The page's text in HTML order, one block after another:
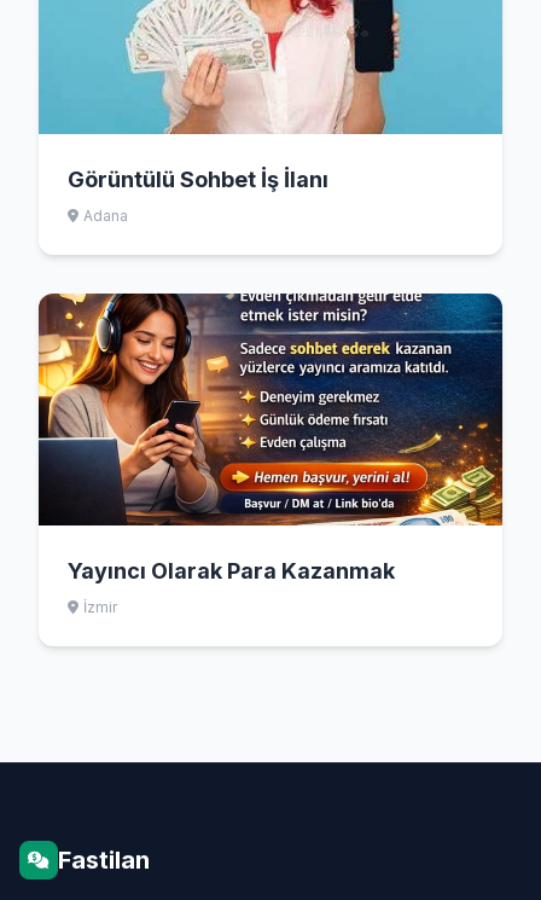
Görüntülü Sohbet İş İlanı
Adana
Yayıncı Olarak Para Kazanmak
İzmir
Fastilan